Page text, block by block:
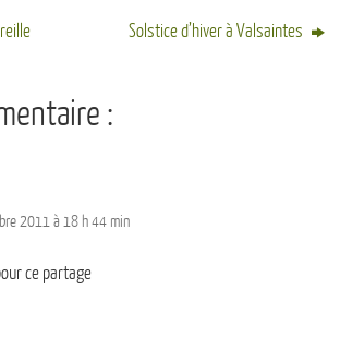
Solstice d’hiver à Valsaintes
:
2011 à 18 h 44 min
ce partage